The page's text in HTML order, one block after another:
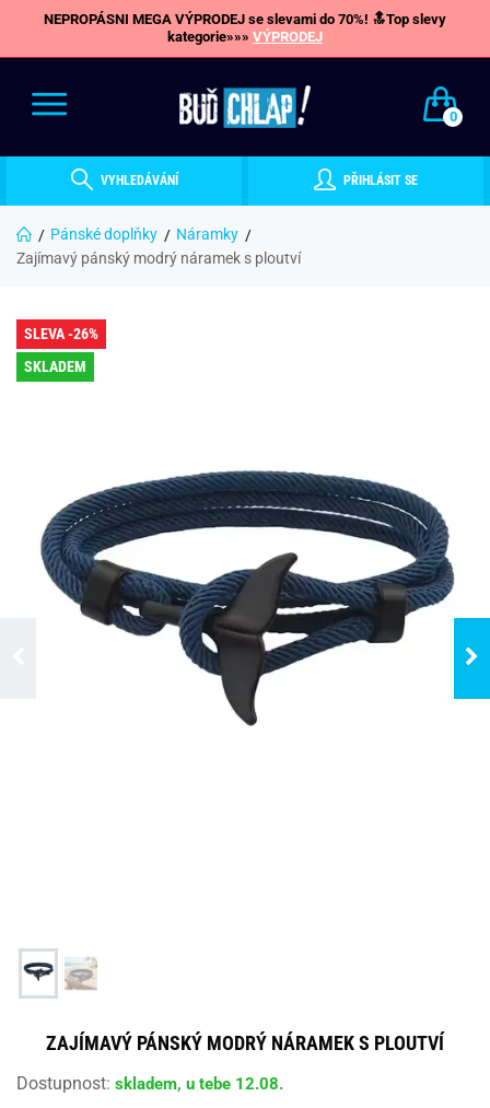
NEPROPÁSNI MEGA VÝPRODEJ se slevami do 70%! 🔝Top slevy
kategorie»»» VÝPRODEJ
0
VYHLEDÁVÁNÍ PŘIHLÁSIT SE
Pánské doplňky
Náramky
Zajímavý pánský modrý náramek s ploutví
SLEVA -26%
SKLADEM
ZAJÍMAVÝ PÁNSKÝ MODRÝ NÁRAMEK S PLOUTVÍ
Dostupnost: skladem, u tebe 12.08.